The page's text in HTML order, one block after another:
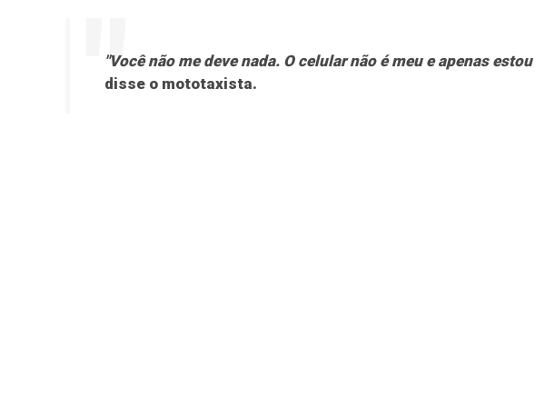
"Você não me deve nada. O celular não é meu e apenas
disse o mototaxista.